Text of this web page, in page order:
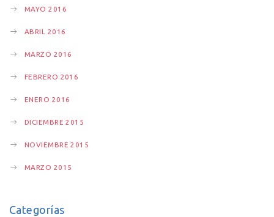
MAYO 2016
ABRIL 2016
MARZO 2016
FEBRERO 2016
ENERO 2016
DICIEMBRE 2015
NOVIEMBRE 2015
MARZO 2015
Categorías